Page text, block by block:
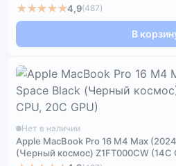
★★★★★4,9(487)
В
Нет в наличии
Apple MacBook Pro 16 M4 Max
(Черный космос) Z1FT000CW (14C